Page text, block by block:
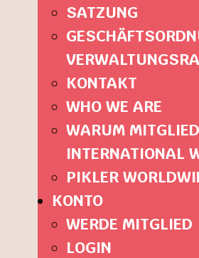
SATZUNG
KONTAKT
WHO WE ARE
WARUM
INTERNATIONAL
PIKLER
KONTO
WERDE MITGLIED
LOGIN